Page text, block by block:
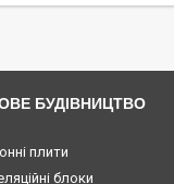
БУДІВНИЦТВО
плити
блоки